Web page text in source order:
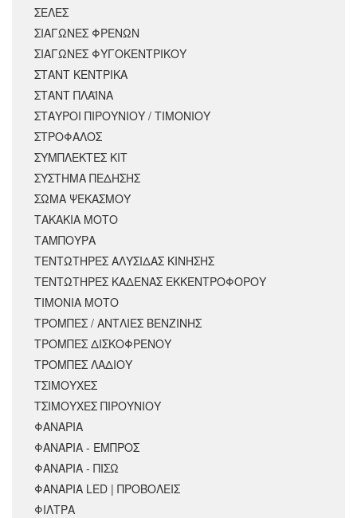
ΣΕΛΕΣ
ΣΙΑΓΩΝΕΣ ΦΡΕΝΩΝ
ΣΙΑΓΩΝΕΣ ΦΥΓΟΚΕΝΤΡΙΚΟΥ
ΣΤΑΝΤ ΚΕΝΤΡΙΚΑ
ΣΤΑΝΤ ΠΛΑΪΝΑ
ΣΤΑΥΡΟΙ ΠΙΡΟΥΝΙΟΥ / ΤΙΜΟΝΙΟΥ
ΣΤΡΟΦΑΛΟΣ
ΣΥΜΠΛΕΚΤΕΣ ΚΙΤ
ΣΥΣΤΗΜΑ ΠΕΔΗΣΗΣ
ΣΩΜΑ ΨΕΚΑΣΜΟΥ
ΤΑΚΑΚΙΑ ΜΟΤΟ
ΤΑΜΠΟΥΡΑ
ΤΕΝΤΩΤΗΡΕΣ ΑΛΥΣΙΔΑΣ ΚΙΝΗΣΗΣ
ΤΕΝΤΩΤΗΡΕΣ ΚΑΔΕΝΑΣ ΕΚΚΕΝΤΡΟΦΟΡΟΥ
ΤΙΜΟΝΙΑ ΜΟΤΟ
ΤΡΟΜΠΕΣ / ΑΝΤΛΙΕΣ ΒΕΝΖΙΝΗΣ
ΤΡΟΜΠΕΣ ΔΙΣΚΟΦΡΕΝΟΥ
ΤΡΟΜΠΕΣ ΛΑΔΙΟΥ
ΤΣΙΜΟΥΧΕΣ
ΤΣΙΜΟΥΧΕΣ ΠΙΡΟΥΝΙΟΥ
ΦΑΝΑΡΙΑ
ΦΑΝΑΡΙΑ - ΕΜΠΡΟΣ
ΦΑΝΑΡΙΑ - ΠΙΣΩ
ΦΑΝΑΡΙΑ LED | ΠΡΟΒΟΛΕΙΣ
ΦΙΛΤΡΑ